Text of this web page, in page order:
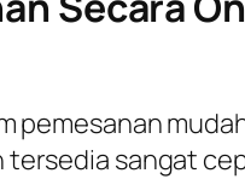
pemesanan
sangat